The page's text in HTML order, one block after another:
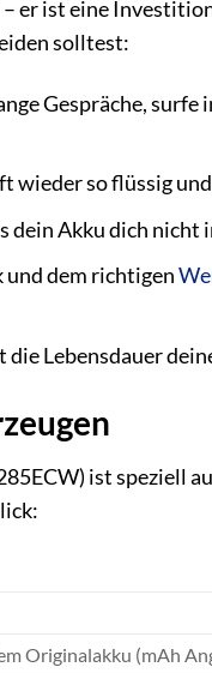
er ist eine
solltest:
Gespräche, surfe
wieder so flüssig
dein Akku dich nicht
und dem richtigen
die Lebensdauer
ist speziell
Originalakku (mAh